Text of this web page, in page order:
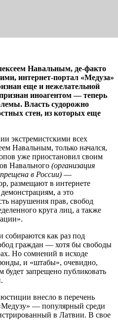
Навальным, де-факто
интернет-портал «Медуза»
еще и нежелательной
иноагентом — теперь
Власть судорожно
стен, из которых еще
экстремистскими всех
Навальным, только начался,
уже приостановил своим
Навального (организация
в России) —
размещают в интернете
а это
нарушения прав, свобод
круга лиц, а также
собираются как раз под
граждан — хотя бы свободы
Но сомнений в исходе
и «штабы», очевидно,
запрещено публиковать
внесло в перечень
— популярный среди
в Латвии. В свое